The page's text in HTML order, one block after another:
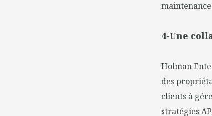
4-Une
Holman
des
clients à
stratégies